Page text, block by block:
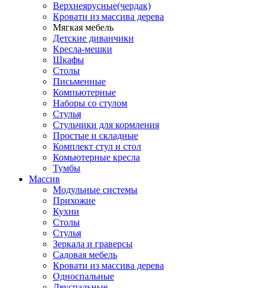
Верхнеярусные(чердак)
Кровати из массива дерева
Мягкая мебель
Детские диванчики
Кресла-мешки
Шкафы
Столы
Письменные
Компьютерные
Наборы со стулом
Стулья
Стульчики для кормления
Простые и складные
Комплект стул и стол
Комьютерные кресла
Тумбы
Массив
Модульные системы
Прихожие
Кухни
Столы
Стулья
Зеркала и граверсы
Садовая мебель
Кровати из массива дерева
Односпальные